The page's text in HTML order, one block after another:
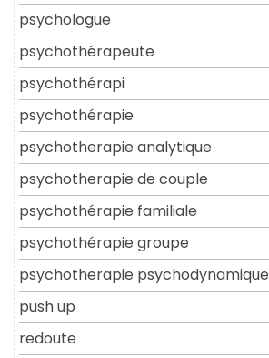
psychologue
psychothérapeute
psychothérapi
psychothérapie
psychotherapie analytique
psychotherapie de couple
psychothérapie familiale
psychothérapie groupe
psychotherapie psychodynamique
push up
redoute